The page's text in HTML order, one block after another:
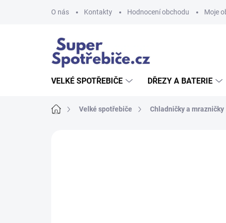
O nás Kontakty Hodnocení obchodu Moje
VELKÉ SPOTŘEBIČE DŘEZY A BATERIE
Domů Velké spotřebiče Chladničky a mrazničky